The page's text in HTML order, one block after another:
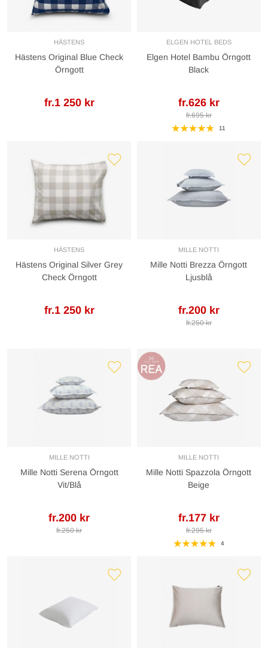
HÄSTENS
Hästens Original Blue Check
Örngott
fr.1 250 kr
ELGEN HOTEL BEDS
Elgen Hotel Bambu Örngott
Black
fr.626 kr
fr.695 kr
11
HÄSTENS
Hästens Original Silver Grey
Check Örngott
fr.1 250 kr
MILLE NOTTI
Mille Notti Brezza Örngott
Ljusblå
fr.200 kr
fr.250 kr
MILLE NOTTI
Mille Notti Serena Örngott
Vit/Blå
fr.200 kr
fr.250 kr
MILLE NOTTI
Mille Notti Spazzola Örngott
Beige
fr.177 kr
fr.295 kr
4